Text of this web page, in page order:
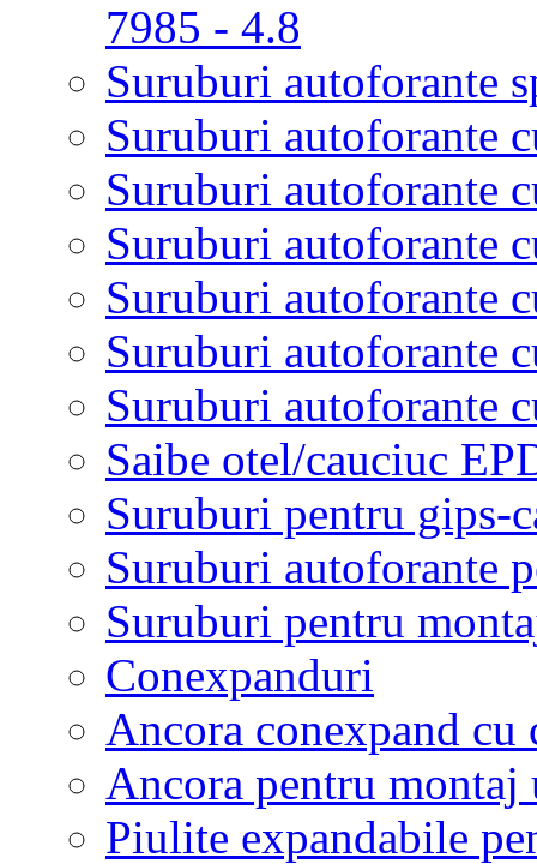
7985 - 4.8
Suruburi autoforante
Suruburi autoforante
Suruburi autoforante
Suruburi autoforante
Suruburi autoforante
Suruburi autoforante
Suruburi autoforante
Saibe otel/cauciuc
Suruburi pentru gips-
Suruburi autoforante
Suruburi pentru
Conexpanduri
Ancora conexpand
Ancora pentru montaj
Piulite expandabile